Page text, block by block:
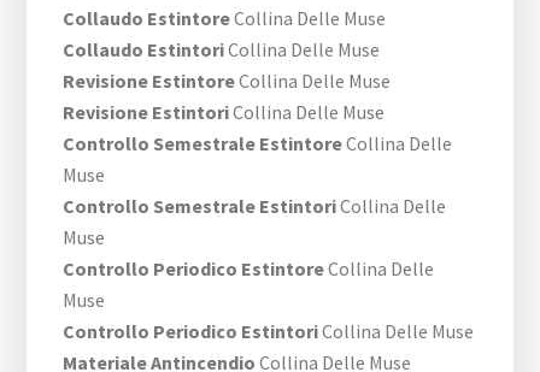
Collaudo EstintoreCollina Delle Muse
Collaudo EstintoriCollina Delle Muse
Revisione EstintoreCollina Delle Muse
Revisione EstintoriCollina Delle Muse
Controllo Semestrale EstintoreCollina Delle
Muse
Controllo Semestrale EstintoriCollina Delle
Muse
Controllo Periodico EstintoreCollina Delle
Muse
Controllo Periodico EstintoriCollina Delle Muse
Materiale Antincendio Collina Delle Muse